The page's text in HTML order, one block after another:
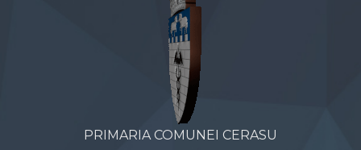
PRIMARIA COMUNEI CERASU